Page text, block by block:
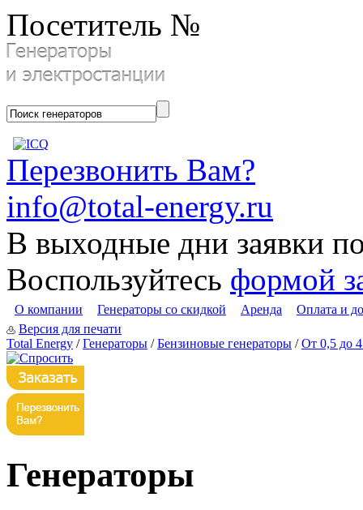
Посетитель №
Перезвонить Вам?
info@total-energy.ru
В выходные дни заявки
Воспользуйтесь формой
О компании Генераторы со скидкой Аренда
Оплата и
Версия для печати
Total Energy /Генераторы /Бензиновые генераторы /От 0,5 до
Генераторы